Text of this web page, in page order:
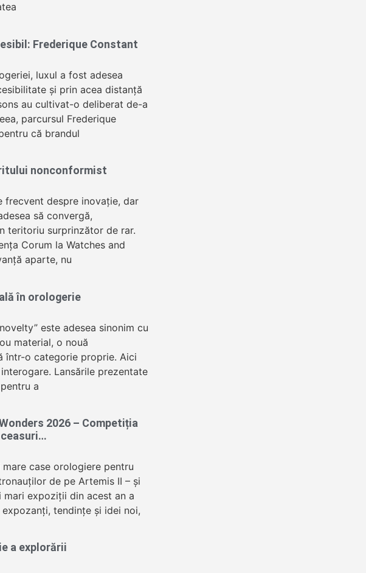
Frederique Constant
luxul a fost adesea
și prin acea distanță
au cultivat-o deliberat de-a
parcursul Frederique
că brandul
nonconformist
frecvent despre inovație, dar
să convergă,
teritoriu surprinzător de rar.
Corum la Watches and
aparte, nu
în orologerie
este adesea sinonim cu
material, o nouă
într-o categorie proprie. Aici
Lansările prezentate
a
2026 – Competiția
case orologiere pentru
de pe Artemis II – și
mari expoziții din acest an a
tendințe și idei noi,
a explorării